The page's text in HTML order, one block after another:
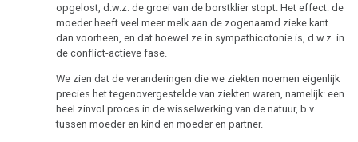
opgelost, d.w.z. de groei van de borstklier stopt. Het effect: de
moeder heeft veel meer melk aan de zogenaamd zieke kant
dan voorheen, en dat hoewel ze in sympathicotonie is, d.w.z. in
de conflict-actieve fase.
We zien dat de veranderingen die we ziekten noemen eigenlijk
precies het tegenovergestelde van ziekten waren, namelijk: een
heel zinvol proces in de wisselwerking van de natuur, b.v.
tussen moeder en kind en moeder en partner.